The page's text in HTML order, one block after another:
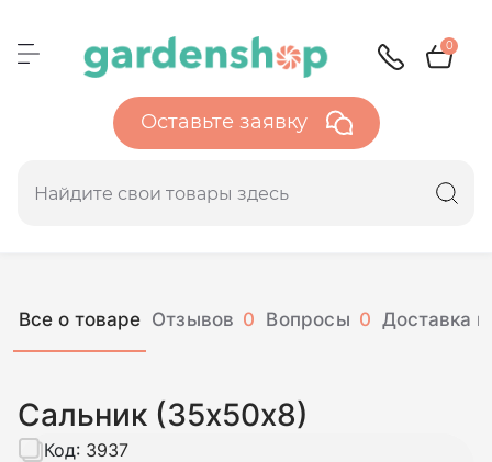
0
Оставьте заявку
Все о товаре Отзывов 0 Вопросы 0 Доставка и
Сальник (35х50х8)
Код: 3937